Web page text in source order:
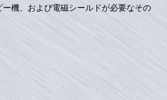
ー機、および電磁シールドが必要なその